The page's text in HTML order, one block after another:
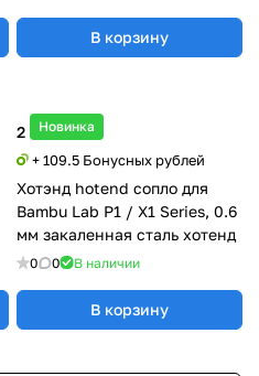
В корзину
Новинка
2 190 ₽
+ 109.5 Бонусных рублей
Хотэнд hotend сопло для
Bambu Lab P1 / X1 Series, 0.6
мм закаленная сталь хотенд
0 0 В наличии
В корзину